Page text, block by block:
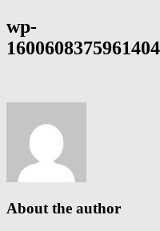
wp-
About the author